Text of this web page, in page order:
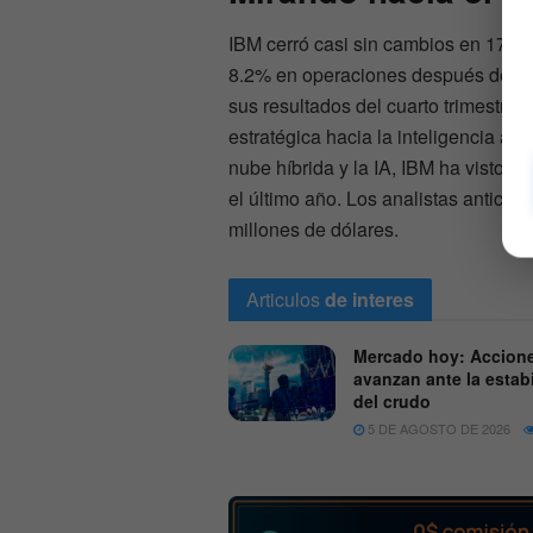
IBM cerró casi sin cambios en
8.2% en operaciones después del
sus resultados del cuarto trimestre
estratégica hacia la inteligencia
nube híbrida y la IA, IBM ha visto
el último año. Los analistas
millones de dólares.
Articulosde interes
Mercado hoy:
avanzan ante la
del crudo
5 DE AGOSTO DE 2026